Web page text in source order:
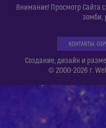
Внимание! Просмотр Сайта
зомби,
КОНТАКТЫ.
Создание, дизайн и
© 2000-2026 г.